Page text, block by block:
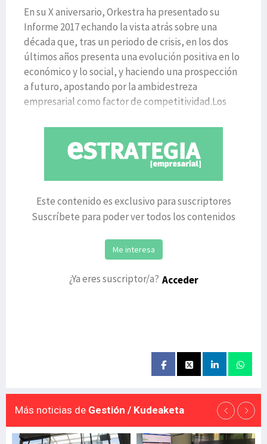
En su X aniversario, Orkestra ha presentado su
Informe 2017 echando la vista atrás sobre una
década que, tras un periodo de crisis, en los dos
últimos años presenta una evolución positiva en lo
económico y lo social, y haciendo una prospección
a futuro, apostando por la ambidestreza
empresarial como factor de competitividad.Los
Este contenido es exclusivo para suscriptores
Suscríbete para poder ver todos los contenidos
Me interesa
¿Ya eres suscriptor/a? Acceder
Más noticias de Gestión / Kudeaketa